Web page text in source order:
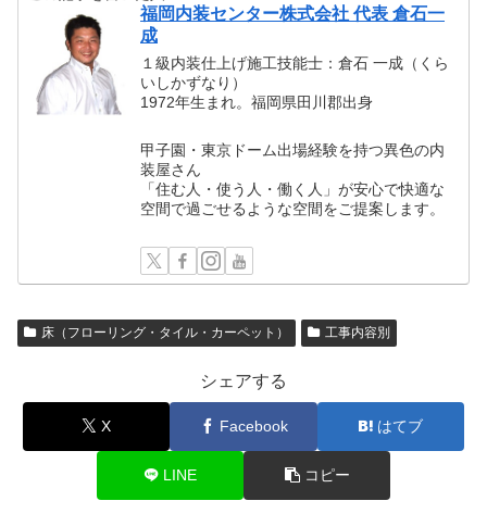
福岡内装センター株式会社 代表 倉石一
成
１級内装仕上げ施工技能士：倉石 一成（くら
いしかずなり）
1972年生まれ。福岡県田川郡出身
甲子園・東京ドーム出場経験を持つ異色の内
装屋さん
「住む人・使う人・働く人」が安心で快適な
空間で過ごせるような空間をご提案します。
床（フローリング・タイル・カーペット） 工事内容別
シェアする
X Facebook はてブ
LINE コピー